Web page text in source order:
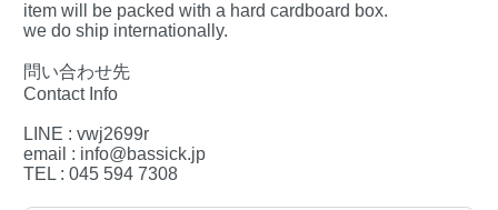
item will be packed with a hard cardboard box.
we do ship internationally.
問い合わせ先
Contact Info
LINE : vwj2699r
email : info@bassick.jp
TEL : 045 594 7308